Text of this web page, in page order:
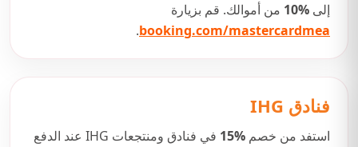
إلى 10% من أموالك. قم بزيارة
booking.com/mastercardmea
.
فنادق IHG
استفد من خصم 15%
في فنادق ومنتجعات IHG عند الدفع